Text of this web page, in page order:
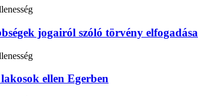
jogairól szóló törvény elfogadása
ellen Egerben